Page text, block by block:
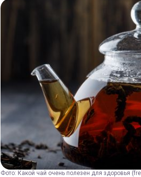
Фото: Какой чай очень полезен для здоровья